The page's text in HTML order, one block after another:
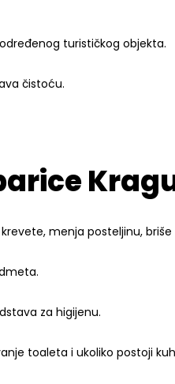
turističkog objekta.
čistoću.
menja posteljinu,
za higijenu.
toaleta i ukoliko postoji